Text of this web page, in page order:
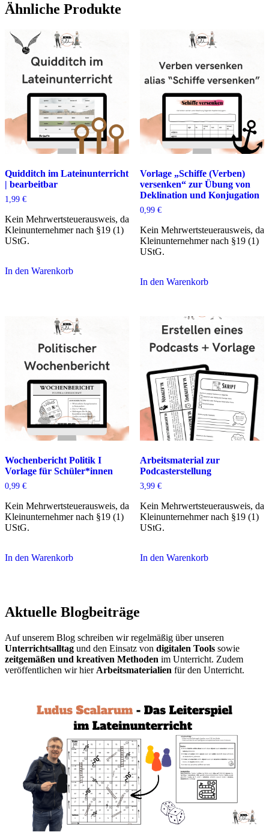
Ähnliche Produkte
Quidditch im Lateinunterricht
| bearbeitbar
1,99 €
Kein Mehrwertsteuerausweis, da
Kleinunternehmer nach §19 (1)
UStG.
In den Warenkorb
Vorlage „Schiffe (Verben)
versenken“ zur Übung von
Deklination und Konjugation
0,99 €
Kein Mehrwertsteuerausweis, da
Kleinunternehmer nach §19 (1)
UStG.
In den Warenkorb
Wochenbericht Politik I
Vorlage für Schüler*innen
0,99 €
Kein Mehrwertsteuerausweis, da
Kleinunternehmer nach §19 (1)
UStG.
In den Warenkorb
Arbeitsmaterial zur
Podcasterstellung
3,99 €
Kein Mehrwertsteuerausweis, da
Kleinunternehmer nach §19 (1)
UStG.
In den Warenkorb
Aktuelle Blogbeiträge
Auf unserem Blog schreiben wir regelmäßig über unseren
Unterrichtsalltag und den Einsatz von digitalen Tools sowie
zeitgemäßen und kreativen Methoden im Unterricht. Zudem
veröffentlichen wir hier Arbeitsmaterialien für den Unterricht.